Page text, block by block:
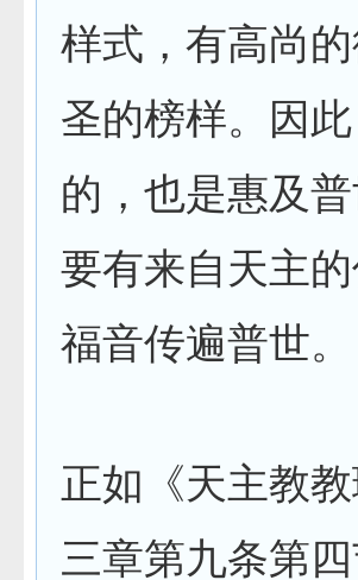
样式，有高尚
圣的榜样。因
的，也是惠及
要有来自天主
福音传遍普世。
正如《天主教
三章第九条第